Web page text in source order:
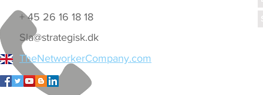
+ 45 26 16 18 18
Sla@strategisk.dk
TheNetworkerCompany.com